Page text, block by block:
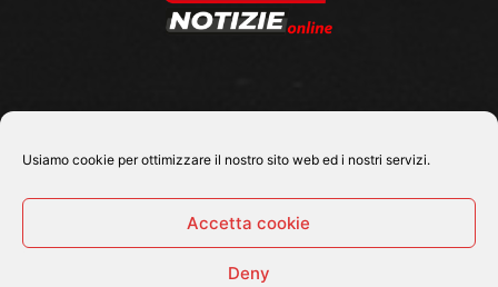
Usiamo cookie per ottimizzare il nostro sito web ed i nostri servizi.
Accetta cookie
Deny